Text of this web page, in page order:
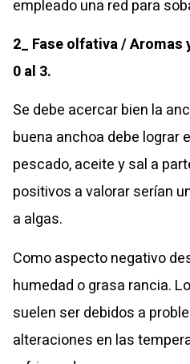
empleado una red para
2_ Fase olfativa /
0 al 3.
Se debe acercar bien la
buena anchoa debe lograr
pescado, aceite y sal a
positivos a valorar serían
a algas.
Como aspecto negativo
humedad o grasa rancia.
suelen ser debidos a
alteraciones en las